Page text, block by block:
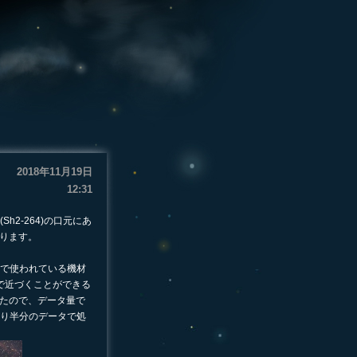
2018年11月19日
12:31
264)の口元にあ
ます。
使われている機材
近づくことができる
ので、データ量で
半分のデータで処